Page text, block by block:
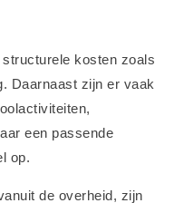
kosten zoals
Daarnaast zijn er vaak
een passende
op.
de overheid, zijn